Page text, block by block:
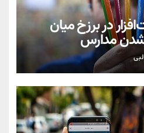
در برزخ میان
مدارس